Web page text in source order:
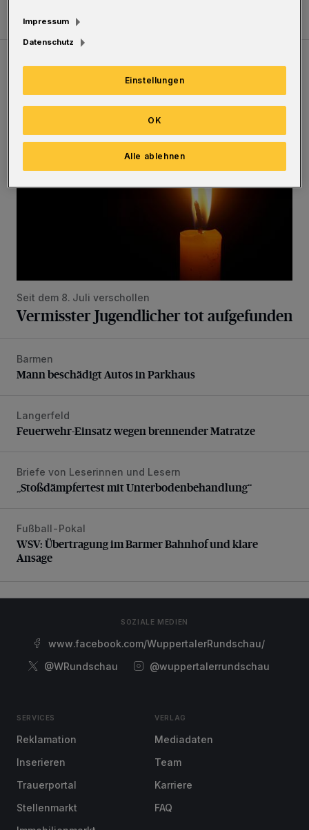
Neueste Artikel
Vermisster Jugendlicher tot aufgefunden
Seit dem 8. Juli verschollen
Vermisster Jugendlicher tot aufgefunden
Mann beschädigt Autos in Parkhaus
Barmen
Mann beschädigt Autos in Parkhaus
Feuerwehr-Einsatz wegen brennender Matratze
Langerfeld
Feuerwehr-Einsatz wegen brennender Matratze
„Stoßdämpfertest mit Unterbodenbehandlung“
Briefe von Leserinnen und Lesern
„Stoßdämpfertest mit Unterbodenbehandlung“
WSV: Übertragung im Barmer Bahnhof und klare Ansage
Fußball-Pokal
WSV: Übertragung im Barmer Bahnhof und klare
Ansage
SOZIALE MEDIEN
www.facebook.com/WuppertalerRundschau/
@WRundschau
@wuppertalerrundschau
SERVICES
Reklamation
Inserieren
Trauerportal
Stellenmarkt
VERLAG
Mediadaten
Team
Karriere
FAQ
Impressum
Datenschutz
Einstellungen
Alle ablehnen
OK